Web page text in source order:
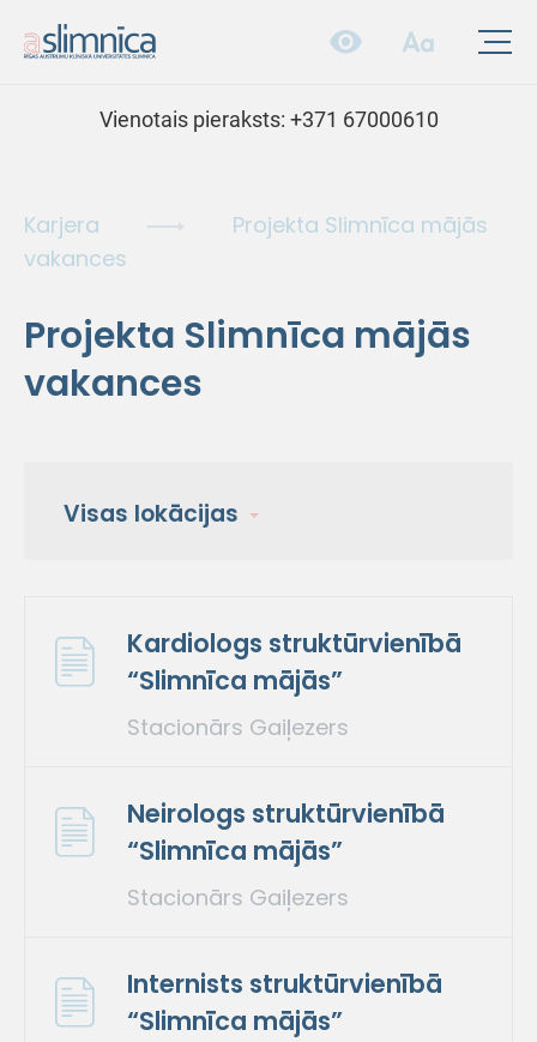
Vienotais pieraksts: +371 67000610
Karjera
Projekta Slimnīca mājās
vakances
Projekta Slimnīca mājās
vakances
Visas lokācijas
Kardiologs struktūrvienībā
“Slimnīca mājās”
Stacionārs Gaiļezers
Neirologs struktūrvienībā
“Slimnīca mājās”
Stacionārs Gaiļezers
Internists struktūrvienībā
“Slimnīca mājās”